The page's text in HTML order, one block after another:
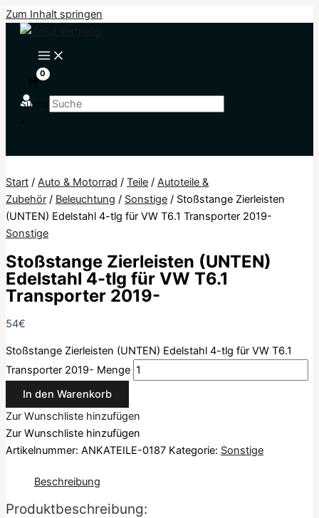
Zum Inhalt springen
Suche
×
Start / Auto & Motorrad / Teile / Autoteile &
Zubehör / Beleuchtung / Sonstige / Stoßstange Zierleisten
(UNTEN) Edelstahl 4-tlg für VW T6.1 Transporter 2019-
Sonstige
Stoßstange Zierleisten (UNTEN)
Edelstahl 4-tlg für VW T6.1
Transporter 2019-
54€
Stoßstange Zierleisten (UNTEN) Edelstahl 4-tlg für VW T6.1
Transporter 2019- Menge
In den Warenkorb
Zur Wunschliste hinzufügen
Zur Wunschliste hinzufügen
Artikelnummer: ANKATEILE-0187 Kategorie: Sonstige
Beschreibung
Produktbeschreibung: